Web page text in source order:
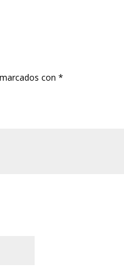
con*